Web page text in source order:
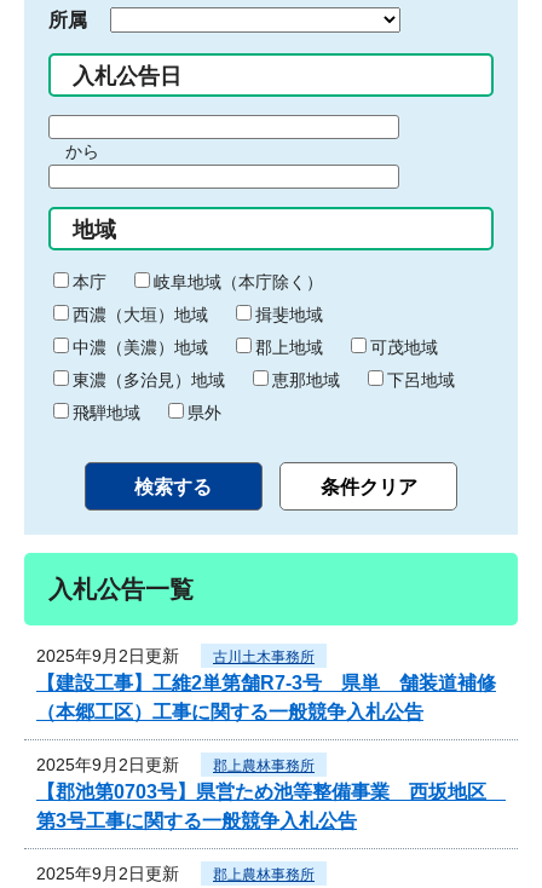
所属
入札公告日
間
始
り
から
間
終
わ
り
地域
本庁
岐阜地域（本庁除く）
西濃（大垣）地域
揖斐地域
中濃（美濃）地域
郡上地域
可茂地域
東濃（多治見）地域
恵那地域
下呂地域
飛騨地域
県外
入札公告一覧
2025年9月2日更新 古川土木事務所
【建設工事】工維2単第舗R7-3号 県単 舗装道補修
（本郷工区）工事に関する一般競争入札公告
2025年9月2日更新 郡上農林事務所
【郡池第0703号】県営ため池等整備事業 西坂地区
第3号工事に関する一般競争入札公告
2025年9月2日更新 郡上農林事務所